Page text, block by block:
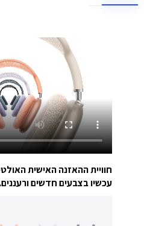
חוויית ההאזנה האישית
עכשיו בצבעים חדשים ורעננים.